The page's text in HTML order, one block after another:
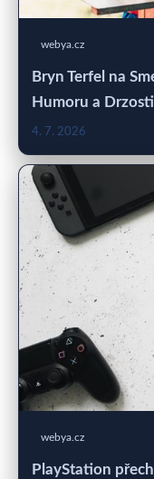
webya.cz
Bryn Terfel na
Humoru a Drzosti
4. 7. 2026
webya.cz
PlayStation